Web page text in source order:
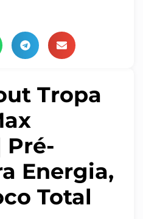
Tropa
Pré-
Energia,
Total